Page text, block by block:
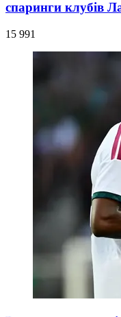
спаринги клубів
15 991